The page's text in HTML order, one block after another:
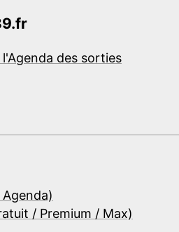
des sorties
/ Premium / Max)